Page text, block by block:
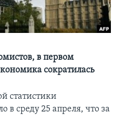
в первом
сократилась
статистики
в среду 25 апреля, что за